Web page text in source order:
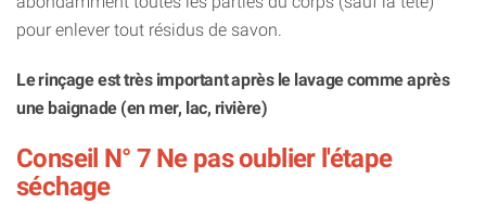
pour enlever tout résidus de savon.
Le rinçage est très important après le lavage comme après
une baignade (en mer, lac, rivière)
Conseil N° 7 Ne pas oublier l'étape
séchage